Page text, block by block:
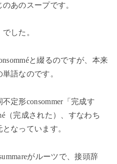
あのスープです。
した。
と綴るのですが、本来
語なのです。
不定形consommer「完成す
（完成された）、すなわち
なっています。
がルーツで、接頭辞